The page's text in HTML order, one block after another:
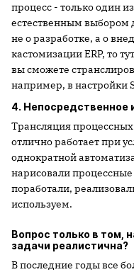
процесс - только один
естественным выбором
не о разработке, а о
кастомизации ERP, то
вы сможете
например, в настройки
4. Непосредственное
Трансляция
отлично работает при
однократной
нарисовали
поработали,
используем.
Вопрос только в том,
задачи реалистична?
В последние годы все